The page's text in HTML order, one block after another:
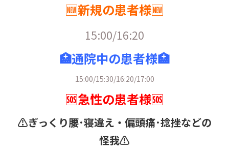
🆕新規の患者様🆕
15:00/16:20
🏥通院中の患者様🏥
15:00/15:30/16:20/17:00
🆘急性の患者様🆘
⚠️ぎっくり腰･寝違え・ 偏頭痛･捻挫などの
怪我⚠️